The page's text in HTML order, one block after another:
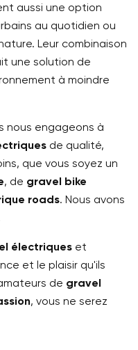
aussi une option
au quotidien ou
Leur combinaison
une solution de
à moindre
nous engageons à
de qualité,
que vous soyez un
, de gravel bike
roads. Nous avons
électriques et
et le plaisir qu'ils
de gravel
, vous ne serez